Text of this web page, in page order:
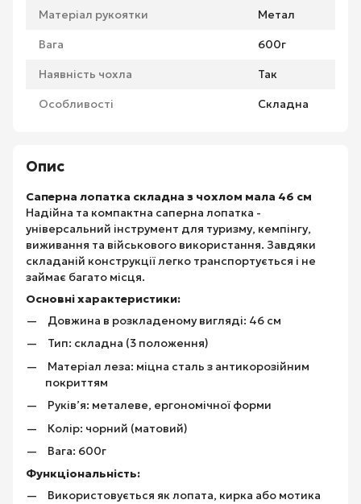
Матеріал рукоятки Метал
Вага 600г
Наявність чохла Так
Особливості Складна
Опис
Саперна лопатка складна з чохлом мала 46 см
Надійна та компактна саперна лопатка -
універсальний інструмент для туризму, кемпінгу,
виживання та військового використання. Завдяки
складаній конструкції легко транспортується і не
займає багато місця.
Основні характеристики:
Довжина в розкладеному вигляді: 46 см
Тип: складна (3 положення)
Матеріал леза: міцна сталь з антикорозійним
покриттям
Руків’я: металеве, ергономічної форми
Колір: чорний (матовий)
Вага: 600г
Функціональність:
Використовується як лопата, кирка або мотика